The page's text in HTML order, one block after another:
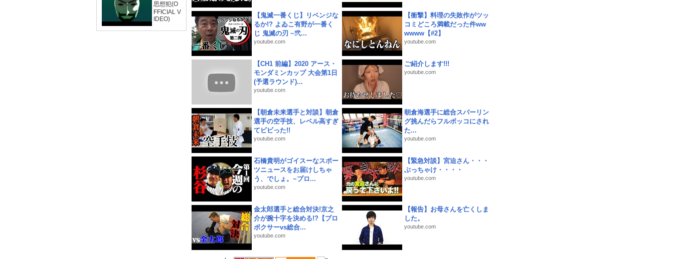
思想犯(O
FFICIAL V
IDEO)
【鬼滅一番くじ】リベンジな
るか!? よゐこ有野が一番く
じ 鬼滅の刃 ~弐...
youtube.com
【衝撃】料理の失敗作がツッ
コミどころ満載だった件ww
wwww【#2】
youtube.com
【CH1 前編】2020 アース・
モンダミンカップ 大会第1日
(予選ラウンド)...
youtube.com
ご紹介します!!!
youtube.com
【朝倉未来選手と対談】朝倉
選手の空手技、レベル高すぎ
てビビった!!
youtube.com
朝倉海選手に総合スパーリン
グ挑んだらフルボッコにされ
た...
youtube.com
石橋貴明がゴイスーなスポー
ツニュースをお届けしちゃ
う、でしょ。~プロ...
youtube.com
【緊急対談】宮迫さん・・・
ぶっちゃけ・・・・
youtube.com
金太郎選手と総合対決!京之
介が腕十字を決める!?【プロ
ボクサーvs総合...
youtube.com
【報告】お母さんを亡くしま
した。
youtube.com